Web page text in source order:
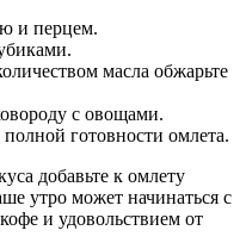
и перцем.
масла обжарьте
с овощами.
готовности омлета.
добавьте к омлету
утро может начинаться с
и удовольствием от